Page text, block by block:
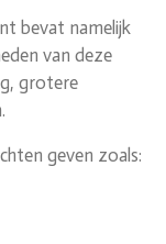
bevat namelijk
van deze
grotere
geven zoals: